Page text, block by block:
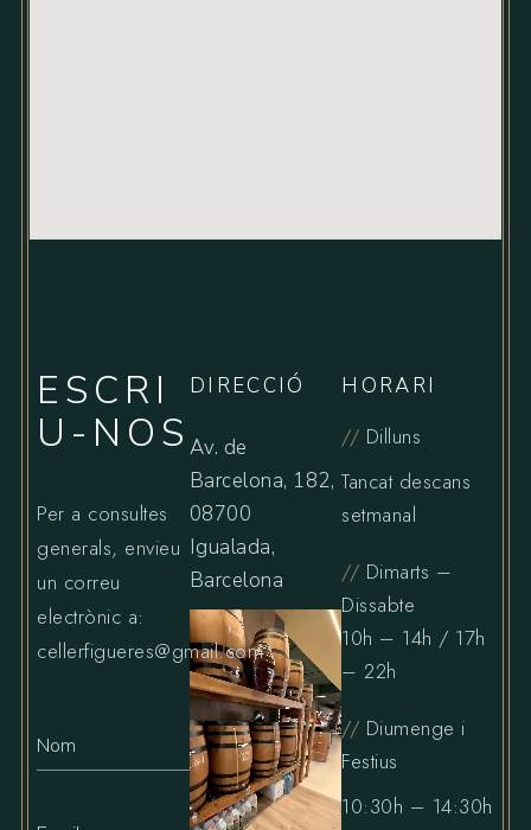
ESCRI
U-NOS
Per a consultes
generals, envieu
un correu
electrònic a:
cellerfigueres@gmail.com
DIRECCIÓ
Av. de
Barcelona, 182,
08700
Igualada,
Barcelona
HORARI
// Dilluns
Tancat descans
setmanal
// Dimarts –
Dissabte
10h – 14h / 17h
– 22h
// Diumenge i
Festius
10:30h – 14:30h